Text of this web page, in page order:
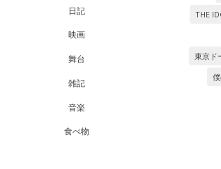
日記
映画
舞台
雑記
音楽
食べ物
THE
東京ド